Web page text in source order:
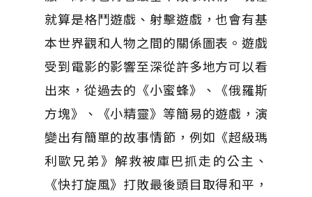
就算是格鬥遊戲、射擊遊戲，也會有基
本世界觀和人物之間的關係圖表。遊戲
受到電影的影響至深從許多地方可以看
出來，從過去的《小蜜蜂》、《俄羅斯
方塊》、《小精靈》等簡易的遊戲，演
變出有簡單的故事情節，例如《超級瑪
利歐兄弟》解救被庫巴抓走的公主、
《快打旋風》打敗最後頭目取得和平，